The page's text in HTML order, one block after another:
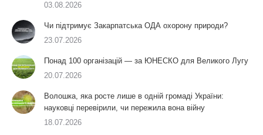
03.08.2026
Чи підтримує Закарпатська ОДА охорону природи?
23.07.2026
Понад 100 організацій — за ЮНЕСКО для Великого Лугу
20.07.2026
Волошка, яка росте лише в одній громаді України:
науковці перевірили, чи пережила вона війну
18.07.2026